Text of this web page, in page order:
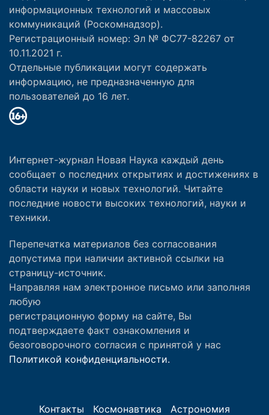
информационных технологий и массовых
коммуникаций (Роскомнадзор).
Регистрационный номер: Эл № ФС77-82267 от
10.11.2021 г.
Отдельные публикации могут содержать
информацию, не предназначенную для
пользователей до 16 лет.
Интернет-журнал Новая Наука каждый день
сообщает о последних открытиях и достижениях в
области науки и новых технологий. Читайте
последние новости высоких технологий, науки и
техники.
Перепечатка материалов без согласования
допустима при наличии активной ссылки на
страницу-источник.
Направляя нам электронное письмо или заполняя
любую
регистрационную форму на сайте, Вы
подтверждаете факт ознакомления и
безоговорочного согласия с принятой у нас
Политикой конфиденциальности.
Контакты Космонавтика Астрономия